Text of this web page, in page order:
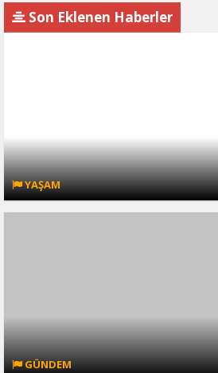
Son Eklenen Haberler
YAŞAM
GÜNDEM